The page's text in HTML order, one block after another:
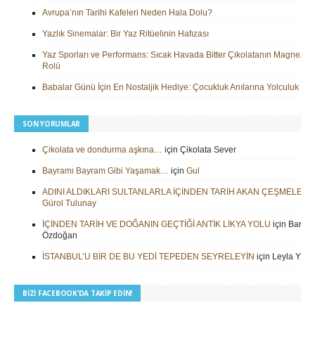
Avrupa’nın Tarihi Kafeleri Neden Hala Dolu?
Yazlık Sinemalar: Bir Yaz Ritüelinin Hafızası
Yaz Sporları ve Performans: Sıcak Havada Bitter Çikolatanın
Rolü
Babalar Günü İçin En Nostaljik Hediye: Çocukluk Anılarına Yolculuk
SON YORUMLAR
Çikolata ve dondurma aşkına… için Çikolata Sever
Bayramı Bayram Gibi Yaşamak… için Gul
ADINI ALDIKLARI SULTANLARLA İÇİNDEN TARİH AKAN ÇEŞMELER
Gürol Tulunay
İÇİNDEN TARİH VE DOĞANIN GEÇTİĞİ ANTİK LİKYA YOLU için
Özdoğan
İSTANBUL’U BİR DE BU YEDİ TEPEDEN SEYRELEYİN için Leyla
BIZI FACEBOOK’DA TAKIP EDIN!